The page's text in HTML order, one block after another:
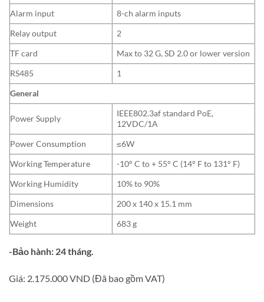
Alarm input
8-ch alarm inputs
Relay output
2
TF card
Max to 32 G, SD 2.0 or lower version
RS485
1
General
Power Supply
IEEE802.3af standard PoE,
12VDC/1A
Power Consumption
≤6W
Working Temperature
-10° C to + 55° C (14° F to 131° F)
Working Humidity
10% to 90%
Dimensions
200 x 140 x 15.1 mm
Weight
683 g
-Bảo hành: 24 tháng.
Giá: 2.175.000 VND (Đã bao gồm VAT)